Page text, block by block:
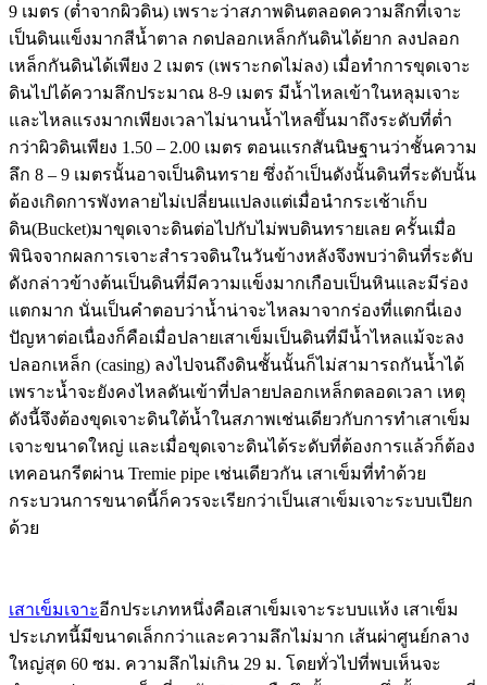
9 เมตร (ต่ำจากผิวดิน) เพราะว่าสภาพดินตลอดความลึกที่เจาะ
เป็นดินแข็งมากสีน้ำตาล กดปลอกเหล็กกันดินได้ยาก ลงปลอก
เหล็กกันดินได้เพียง 2 เมตร (เพราะกดไม่ลง) เมื่อทำการขุดเจาะ
ดินไปได้ความลึกประมาณ 8-9 เมตร มีน้ำไหลเข้าในหลุมเจาะ
และไหลแรงมากเพียงเวลาไม่นานน้ำไหลขึ้นมาถึงระดับที่ต่ำ
กว่าผิวดินเพียง 1.50 – 2.00 เมตร ตอนแรกสันนิษฐานว่าชั้นความ
ลึก 8 – 9 เมตรนั้นอาจเป็นดินทราย ซึ่งถ้าเป็นดังนั้นดินที่ระดับนั้น
ต้องเกิดการพังทลายไม่เปลี่ยนแปลงแต่เมื่อนำกระเช้าเก็บ
ดิน(Bucket)มาขุดเจาะดินต่อไปกับไม่พบดินทรายเลย ครั้นเมื่อ
พินิจจากผลการเจาะสำรวจดินในวันข้างหลังจึงพบว่าดินที่ระดับ
ดังกล่าวข้างต้นเป็นดินที่มีความแข็งมากเกือบเป็นหินและมีร่อง
แตกมาก นั่นเป็นคำตอบว่าน้ำน่าจะไหลมาจากร่องที่แตกนี่เอง
ปัญหาต่อเนื่องก็คือเมื่อปลายเสาเข็มเป็นดินที่มีน้ำไหลแม้จะลง
ปลอกเหล็ก (casing) ลงไปจนถึงดินชั้นนั้นก็ไม่สามารถกันน้ำได้
เพราะน้ำจะยังคงไหลดันเข้าที่ปลายปลอกเหล็กตลอดเวลา เหตุ
ดังนี้จึงต้องขุดเจาะดินใต้น้ำในสภาพเช่นเดียวกับการทำเสาเข็ม
เจาะขนาดใหญ่ และเมื่อขุดเจาะดินได้ระดับที่ต้องการแล้วก็ต้อง
เทคอนกรีตผ่าน Tremie pipe เช่นเดียวกัน เสาเข็มที่ทำด้วย
กระบวนการขนาดนี้ก็ควรจะเรียกว่าเป็นเสาเข็มเจาะระบบเปียก
ด้วย
เสาเข็มเจาะอีกประเภทหนึ่งคือเสาเข็มเจาะระบบแห้ง เสาเข็ม
ประเภทนี้มีขนาดเล็กกว่าและความลึกไม่มาก เส้นผ่าศูนย์กลาง
ใหญ่สุด 60 ซม. ความลึกไม่เกิน 29 ม. โดยทั่วไปที่พบเห็นจะ